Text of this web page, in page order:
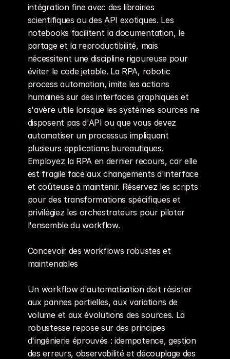
intégration fine avec des librairies
scientifiques ou des API exotiques. Les
notebooks facilitent la documentation, le
partage et la reproductibilité, mais
nécessitent une discipline rigoureuse pour
éviter le code jetable. La RPA, robotic
process automation, imite les actions
humaines sur des interfaces graphiques et
s'avère utile lorsque les systèmes sources ne
disposent pas d'API ou que vous devez
automatiser un processus impliquant
plusieurs applications bureautiques.
Employez la RPA en dernier recours, car elle
est fragile face aux changements d'interface
et coûteuse à maintenir. Réservez les scripts
pour des transformations spécifiques et
privilégiez les orchestrateurs pour piloter
l'ensemble du workflow.
Concevoir des workflows robustes et
maintenables
Un workflow d'automatisation doit résister
aux pannes partielles, aux variations de
volume et aux évolutions des sources. La
robustesse repose sur des principes
d'ingénierie éprouvés : idempotence, gestion
des erreurs, observabilité et découplage des